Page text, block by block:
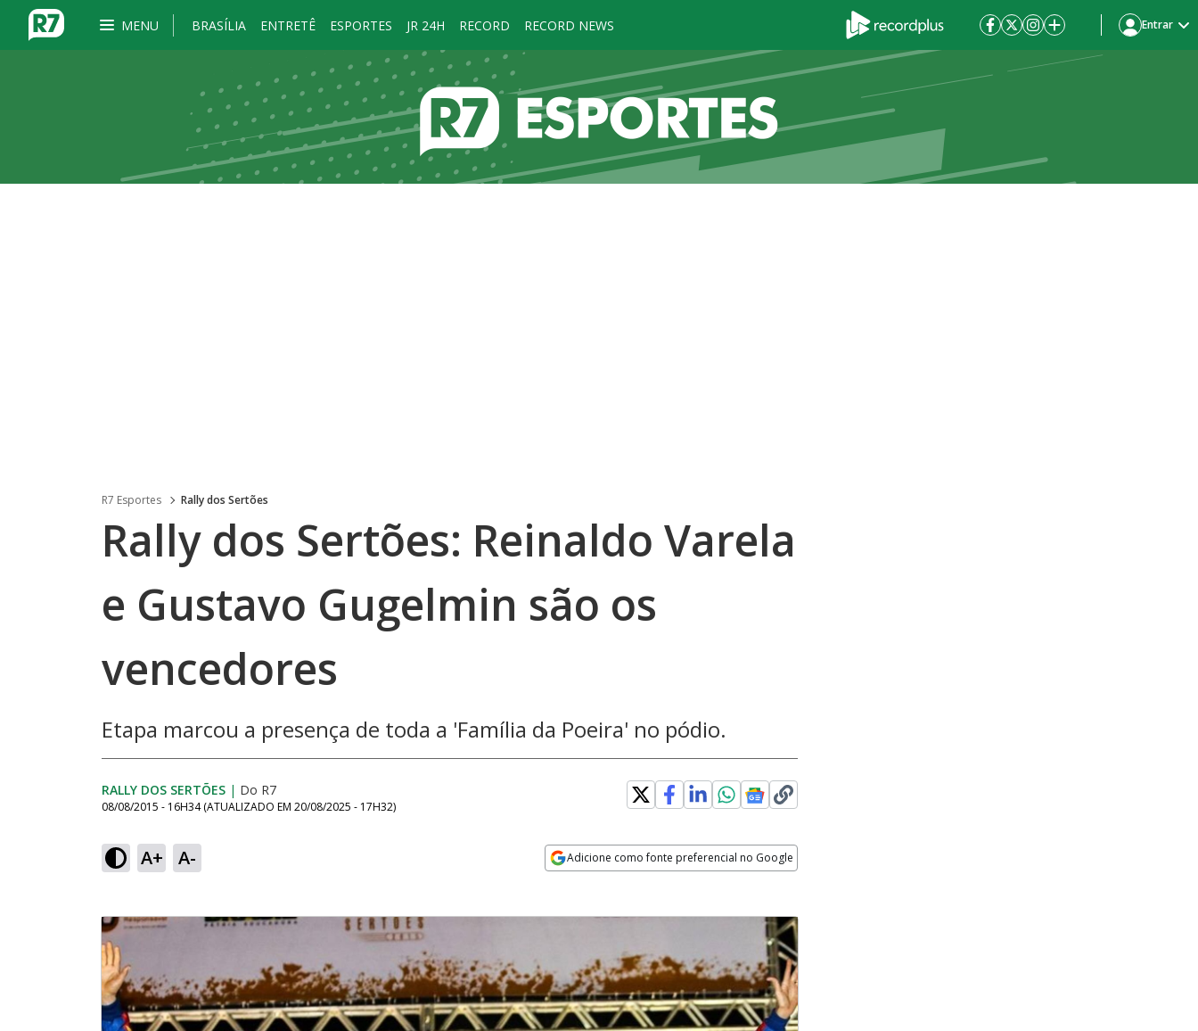
MENU BRASÍLIA ENTRETÊ ESPORTES JR 24H RECORD RECORD NEWS Entrar
R7 Esportes Rally dos Sertões
Rally dos Sertões: Reinaldo Varela
e Gustavo Gugelmin são os
vencedores
Etapa marcou a presença de toda a 'Família da Poeira' no pódio.
RALLY DOS SERTÕES | Do R7
08/08/2015 - 16H34 (ATUALIZADO EM 20/08/2025 - 17H32)
A+ A- Adicione como fonte preferencial no Google